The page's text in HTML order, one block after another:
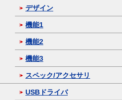
デザイン
機能1
機能2
機能3
スペック/アクセサリ
USBドライバ